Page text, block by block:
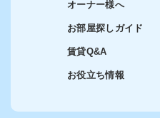
オーナー様へ
お部屋探しガイド
賃貸Q&A
お役立ち情報